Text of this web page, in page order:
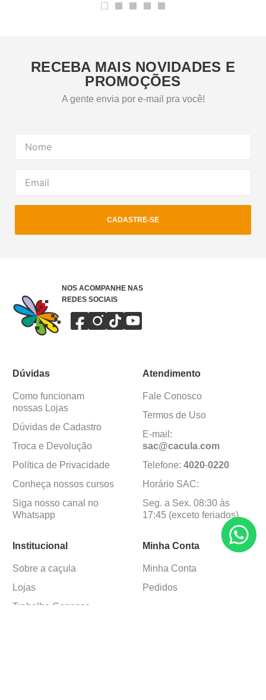
RECEBA MAIS NOVIDADES E
PROMOÇÕES
A gente envia por e-mail pra você!
CADASTRE-SE
NOS ACOMPANHE NAS
REDES SOCIAIS
Dúvidas
Como funcionam
nossas Lojas
Dúvidas de Cadastro
Troca e Devolução
Política de Privacidade
Conheça nossos cursos
Siga nosso canal no
Whatsapp
Atendimento
Fale Conosco
Termos de Uso
E-mail:
sac@cacula.com
Telefone: 4020-0220
Horário SAC:
Seg. a Sex. 08:30 às
17:45 (exceto feriados)
Institucional
Sobre a caçula
Lojas
Trabalhe Conosco
Minha Conta
Minha Conta
Pedidos